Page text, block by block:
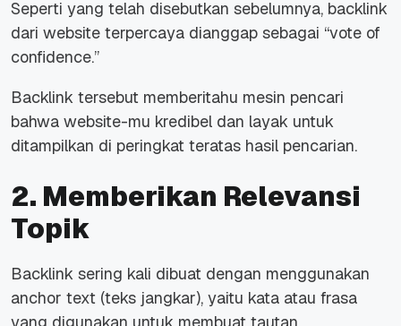
Seperti yang telah disebutkan sebelumnya, backlink
dari website terpercaya dianggap sebagai “vote of
confidence.”
Backlink tersebut memberitahu mesin pencari
bahwa website-mu kredibel dan layak untuk
ditampilkan di peringkat teratas hasil pencarian.
2. Memberikan Relevansi
Topik
Backlink sering kali dibuat dengan menggunakan
anchor text (teks jangkar), yaitu kata atau frasa